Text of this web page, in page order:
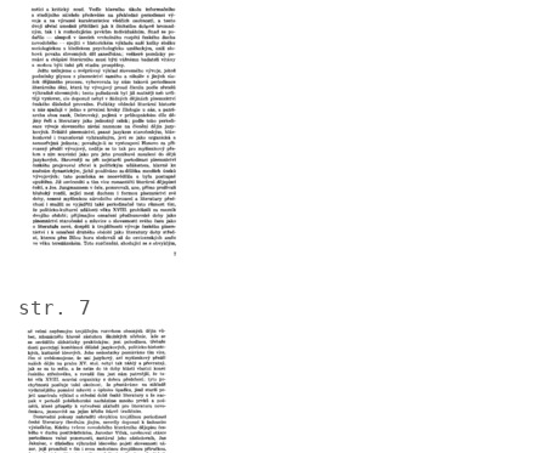
Image
str. 7
Image